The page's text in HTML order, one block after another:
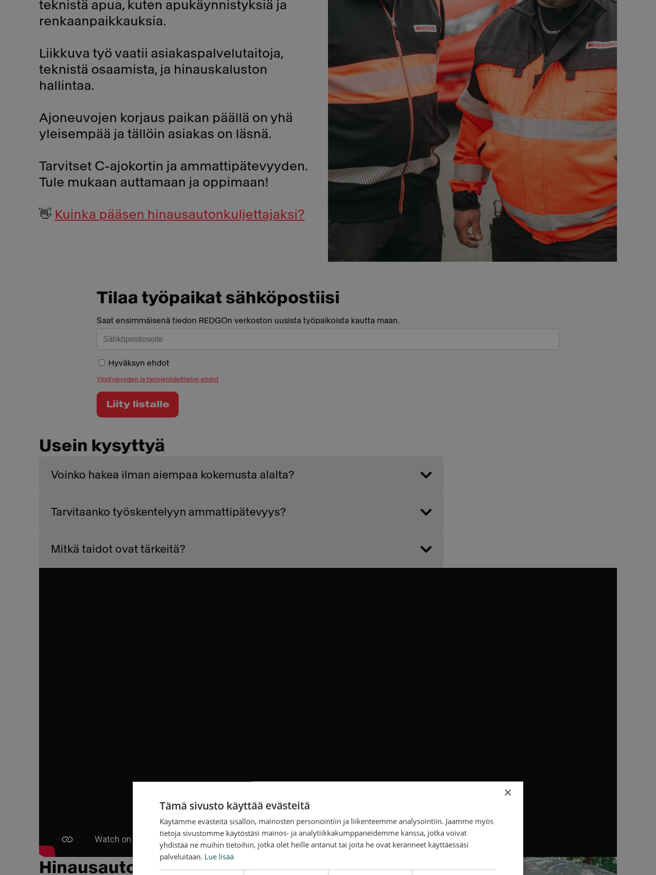
teknistä apua, kuten apukäynnistyksiä ja
renkaanpaikkauksia.
Liikkuva työ vaatii asiakaspalvelutaitoja,
teknistä osaamista, ja hinauskaluston
hallintaa.
Ajoneuvojen korjaus paikan päällä on yhä
yleisempää ja tällöin asiakas on läsnä.
Tarvitset C-ajokortin ja ammattipätevyyden.
Tule mukaan auttamaan ja oppimaan!
👋 Kuinka pääsen hinausautonkuljettajaksi?
Tilaa työpaikat sähköpostiisi
Saat ensimmäisenä tiedon REDGOn verkoston uusista työpaikoista kautta maan.
Hyväksyn ehdot
Yksityisyyden ja tietojenkäsittelyn ehdot
Usein kysyttyä
Voinko hakea ilman aiempaa kokemusta alalta?
Tarvitaanko työskentelyyn ammattipätevyys?
Mitkä taidot ovat tärkeitä?
Hinausauton­kuljettajan ja
×
Tämä sivusto käyttää evästeitä
Käytämme evästeitä sisällön, mainosten personointiin ja liikenteemme analysointiin. Jaamme myös
tietoja sivustomme käytöstäsi mainos- ja analytiikkakumppaneidemme kanssa, jotka voivat
yhdistää ne muihin tietoihin, jotka olet heille antanut tai joita he ovat keränneet käyttäessäsi
palveluitaan. Lue lisää